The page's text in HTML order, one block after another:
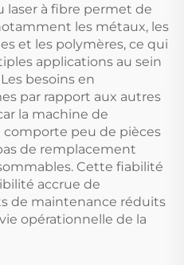
laser à fibre permet de
les métaux, les
et les polymères, ce qui
applications au sein
besoins en
par rapport aux autres
la machine de
comporte peu de pièces
de remplacement
Cette fiabilité
accrue de
de maintenance réduits
opérationnelle de la